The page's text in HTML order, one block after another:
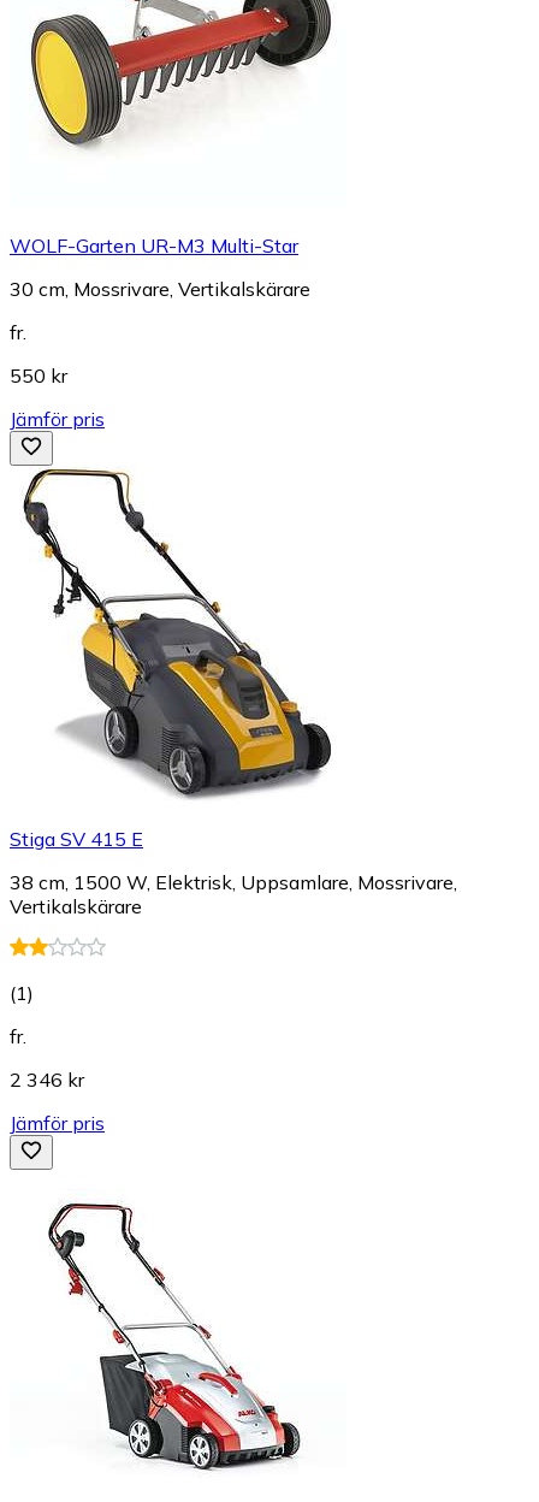
WOLF-Garten UR-M3 Multi-Star
30 cm, Mossrivare, Vertikalskärare
fr.
550 kr
Jämför pris
Stiga SV 415 E
38 cm, 1500 W, Elektrisk, Uppsamlare, Mossrivare,
Vertikalskärare
(1)
fr.
2 346 kr
Jämför pris